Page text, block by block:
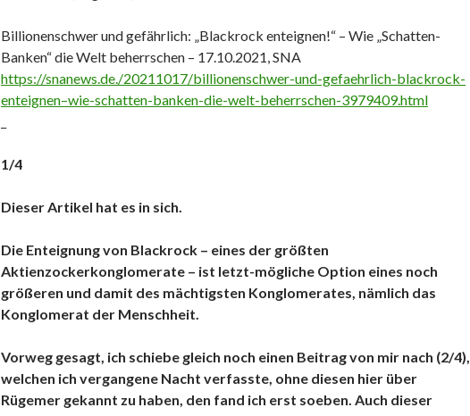
Billionenschwer und gefährlich: „Blackrock enteignen!“ – Wie „Schatten-
Banken“ die Welt beherrschen – 17.10.2021, SNA
https://snanews.de./20211017/billionenschwer-und-gefaehrlich-blackrock-
enteignen–wie-schatten-banken-die-welt-beherrschen-3979409.html
1/4
Dieser Artikel hat es in sich.
Die Enteignung von Blackrock – eines der größten
Aktienzockerkonglomerate – ist letzt-mögliche Option eines noch
größeren und damit des mächtigsten Konglomerates, nämlich das
Konglomerat der Menschheit.
Vorweg gesagt, ich schiebe gleich noch einen Beitrag von mir nach (2/4),
welchen ich vergangene Nacht verfasste, ohne diesen hier über
Rügemer gekannt zu haben, den fand ich erst soeben. Auch dieser